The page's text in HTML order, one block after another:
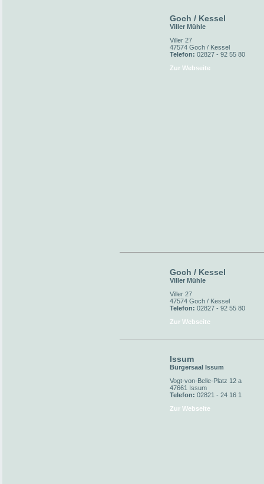
Goch / Kessel
Viller Mühle
Viller 27
47574 Goch / Kessel
Telefon: 02827 - 92 55 80
Zur Webseite
Goch / Kessel
Viller Mühle
Viller 27
47574 Goch / Kessel
Telefon: 02827 - 92 55 80
Zur Webseite
Issum
Bürgersaal Issum
Vogt-von-Belle-Platz 12 a
47661 Issum
Telefon: 02821 - 24 16 1
Zur Webseite